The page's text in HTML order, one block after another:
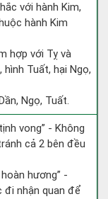
với hành Kim,
hành Kim
hợp với Tỵ và
hình Tuất, hại Ngọ,
Ngọ, Tuất.
vong” - Không
cả 2 bên đều
hương” -
đi nhận quan để